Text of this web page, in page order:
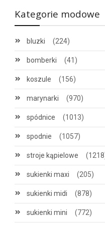
Kategorie modowe
bluzki (224)
bomberki (41)
koszule (156)
marynarki (970)
spódnice (1013)
spodnie (1057)
stroje kąpielowe
sukienki maxi (205)
sukienki midi (878)
sukienki mini (772)